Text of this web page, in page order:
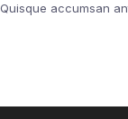
Quisque accumsan